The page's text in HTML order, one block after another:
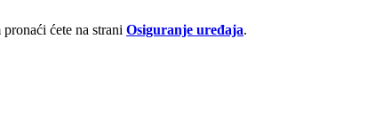
ćete na strani Osiguranje uređaja.